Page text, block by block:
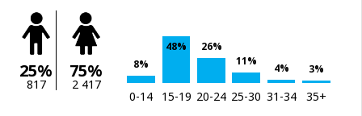
25%
817
75%
2 417
8%
48%
26%
11%
4% 3%
0-14 15-19 20-24 25-30 31-34 35+